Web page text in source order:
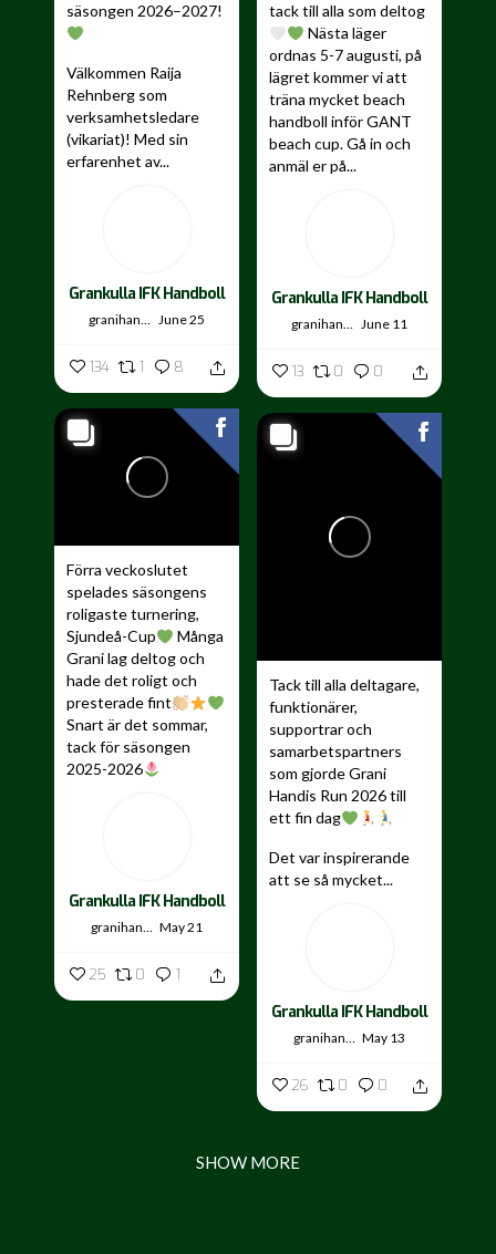
säsongen 2026–2027!
Välkommen Raija
Rehnberg som
verksamhetsledare
(vikariat)! Med sin
erfarenhet av...
Grankulla IFK Handboll
granihandis June 25
134 1 8
tack till alla som deltog
Nästa läger
ordnas 5-7 augusti, på
lägret kommer vi att
träna mycket beach
handboll inför GANT
beach cup. Gå in och
anmäl er på...
Grankulla IFK Handboll
granihandis June 11
13 0 0
Förra veckoslutet
spelades säsongens
roligaste turnering,
Sjundeå-Cup
Många
Grani lag deltog och
hade det roligt och
presterade fint
Snart är det sommar,
tack för säsongen
2025-2026
Grankulla IFK Handboll
granihandis May 21
25 0 1
Tack till alla deltagare,
funktionärer,
supportrar och
samarbetspartners
som gjorde Grani
Handis Run 2026 till
ett fin dag
Det var inspirerande
att se så mycket...
Grankulla IFK Handboll
granihandis May 13
26 0 0
SHOW MORE